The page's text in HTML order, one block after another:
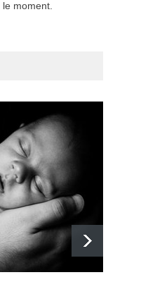
moment.